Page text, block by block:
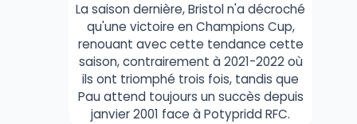
La saison dernière, Bristol n'a décroché
qu'une victoire en Champions Cup,
renouant avec cette tendance cette
saison, contrairement à 2021-2022 où
ils ont triomphé trois fois, tandis que
Pau attend toujours un succès depuis
janvier 2001 face à Potypridd RFC.